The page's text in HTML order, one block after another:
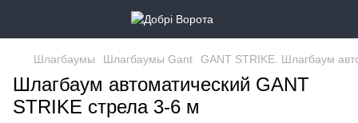
Шлагбаумы Шлагбаумы Gant GANT STRIKE. Шлагбаум
Шлагбаум автоматический GANT
STRIKE стрела 3-6 м